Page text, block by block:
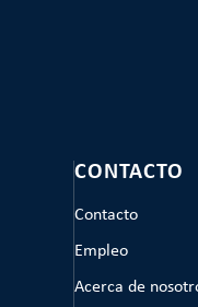
CONTACTO
Contacto
Empleo
Acerca de